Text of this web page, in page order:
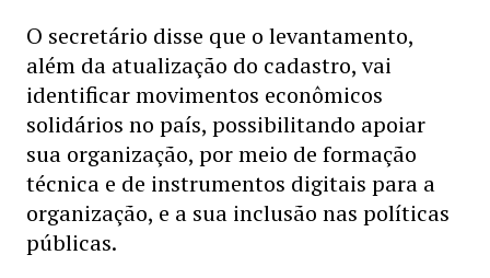
O secretário disse que o levantamento,
além da atualização do cadastro, vai
identificar movimentos econômicos
solidários no país, possibilitando apoiar
sua organização, por meio de formação
técnica e de instrumentos digitais para a
organização, e a sua inclusão nas políticas
públicas.